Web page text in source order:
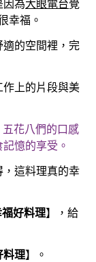
因為大眼電台覺
幸福。
適的空間裡，完
作上的片段與美
五花八們的口感
憶的享受。
，這料理真的幸
好料理】，給
料理】。